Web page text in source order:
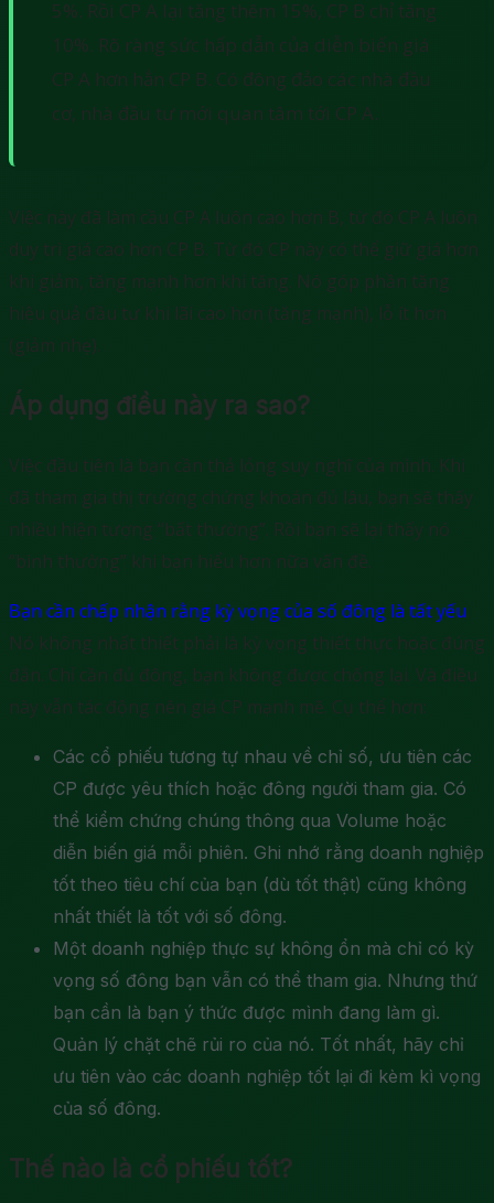
5%. Rồi CP A lại tăng thêm 15%, CP B chỉ tăng
10%. Rõ ràng sức hấp dẫn của diễn biến giá
CP A hơn hẳn CP B. Có đông đảo các nhà đầu
cơ, nhà đầu tư mới quan tâm tới CP A.
Việc này đã làm cầu CP A luôn cao hơn B, từ đó CP A luôn
duy trì giá cao hơn CP B. Từ đó CP này có thể giữ giá hơn
khi giảm, tăng mạnh hơn khi tăng. Nó góp phần tăng
hiệu quả đầu tư khi lãi cao hơn (tăng mạnh), lỗ ít hơn
(giảm nhẹ).
Áp dụng điều này ra sao?
Việc đầu tiên là bạn cần thả lỏng suy nghĩ của mình. Khi
đã tham gia thị trường chứng khoán đủ lâu, bạn sẽ thấy
nhiều hiện tượng “bất thường”. Rồi bạn sẽ lại thấy nó
“bình thường” khi bạn hiểu hơn nữa vấn đề.
Bạn cần chấp nhận rằng kỳ vọng của số đông là tất yếu.
Nó không nhất thiết phải là kỳ vọng thiết thực hoặc đúng
đắn. Chỉ cần đủ đông, bạn không được chống lại. Và điều
này vẫn tác động nên giá CP mạnh mẽ. Cụ thể hơn:
Các cổ phiếu tương tự nhau về chỉ số, ưu tiên các
CP được yêu thích hoặc đông người tham gia. Có
thể kiểm chứng chúng thông qua Volume hoặc
diễn biến giá mỗi phiên. Ghi nhớ rằng doanh nghiệp
tốt theo tiêu chí của bạn (dù tốt thật) cũng không
nhất thiết là tốt với số đông.
Một doanh nghiệp thực sự không ổn mà chỉ có kỳ
vọng số đông bạn vẫn có thể tham gia. Nhưng thứ
bạn cần là bạn ý thức được mình đang làm gì.
Quản lý chặt chẽ rủi ro của nó. Tốt nhất, hãy chỉ
ưu tiên vào các doanh nghiệp tốt lại đi kèm kì vọng
của số đông.
Thế nào là cổ phiếu tốt?